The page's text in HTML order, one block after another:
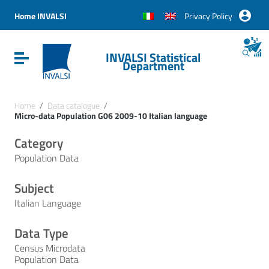
Vai al menu di navigazione
Vai al footer
Home INVALSI Privacy Policy
Attiva / disattiva la navigazioneINVALSI Statistical
Department
Home / Data catalogue /
Micro-data Population G06 2009-10 Italian language
Category
Population Data
Subject
Italian Language
Data Type
Census Microdata
Population Data